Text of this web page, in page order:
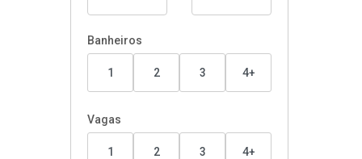
Banheiros
1 2 3 4+
Vagas
1 2 3 4+